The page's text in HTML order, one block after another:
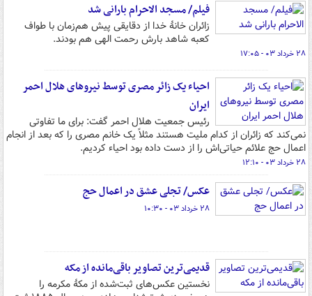
فیلم/ مسجد الاحرام بارانی شد
زائران خانهٔ خدا از دقایقی پیش هم‌زمان با طواف
کعبه شاهد بارش رحمت الهی هم بودند.
۲۸ خرداد ۰۳ - ۱۷:۰۵
احیاء یک زائر مصری توسط نیروهای هلال احمر
ایران
رئیس جمعیت هلال‌ احمر گفت: برای ما تفاوتی
نمی‌کند که زائران از کدام ملیت هستند مثلاً یک خانم مصری را که بعد از انجام
اعمال حج علائم حیاتی‌اش را از دست داده بود احیاء کردیم.
۲۸ خرداد ۰۳ - ۱۲:۱۰
عکس/ تجلی عشق در اعمال حج
۲۸ خرداد ۰۳ - ۱۰:۳۰
قدیمی‌ترین تصاویر باقی‌مانده از مکه
نخستین عکس‌های ثبت‌شده از مکهٔ مکرمه را